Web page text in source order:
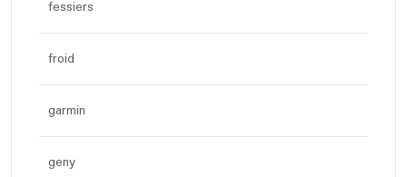
fessiers
froid
garmin
geny